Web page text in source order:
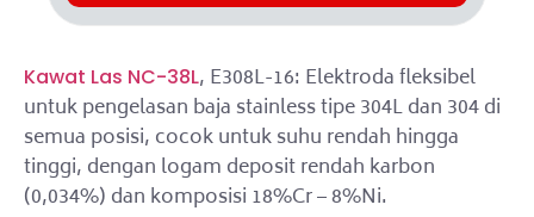
Kawat Las NC-38L, E308L-16: Elektroda fleksibel
untuk pengelasan baja stainless tipe 304L dan 304 di
semua posisi, cocok untuk suhu rendah hingga
tinggi, dengan logam deposit rendah karbon
(0,034%) dan komposisi 18%Cr – 8%Ni.